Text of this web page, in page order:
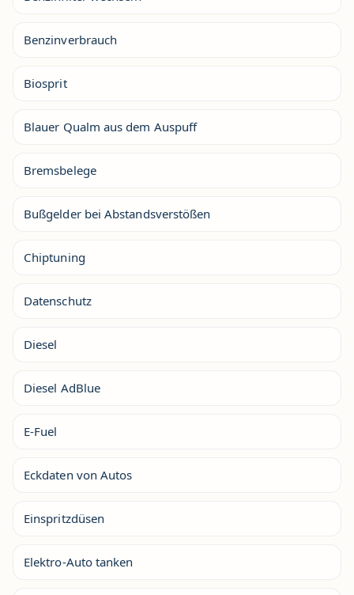
Benzinverbrauch
Biosprit
Blauer Qualm aus dem Auspuff
Bremsbelege
Bußgelder bei Abstandsverstößen
Chiptuning
Datenschutz
Diesel
Diesel AdBlue
E-Fuel
Eckdaten von Autos
Einspritzdüsen
Elektro-Auto tanken